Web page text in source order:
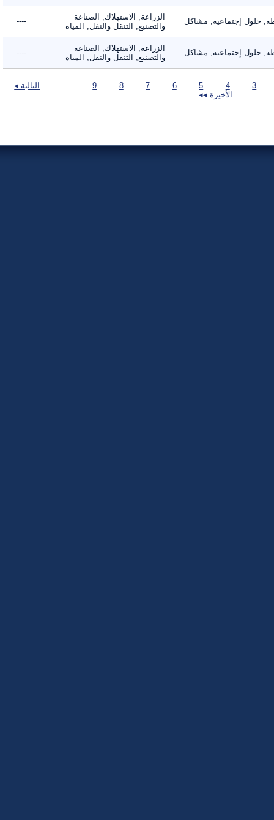
حلول إجتماعيه, مشاكل
الزراعة, الاستهلاك, الصناعة
والتصنيع, التنقل والنقل, المياه
----
حلول إجتماعيه, مشاكل
الزراعة, الاستهلاك, الصناعة
والتصنيع, التنقل والنقل, المياه
----
التالية ◂
الأخيرة ◂◂